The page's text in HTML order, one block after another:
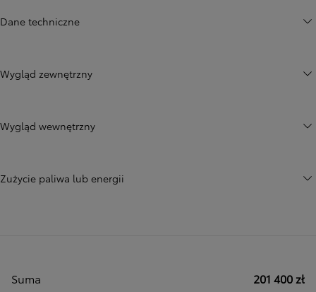
Dane techniczne
Wygląd zewnętrzny
Wygląd wewnętrzny
Zużycie paliwa lub energii
Suma 201 400 zł